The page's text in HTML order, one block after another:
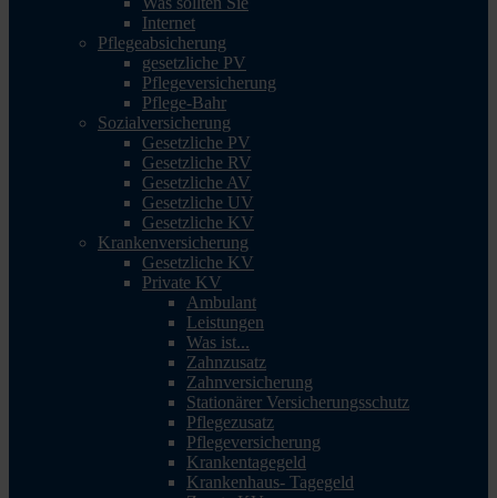
Internet
Pflegeabsicherung
gesetzliche PV
Pflegeversicherung
Pflege-Bahr
Sozialversicherung
Gesetzliche PV
Gesetzliche RV
Gesetzliche AV
Gesetzliche UV
Gesetzliche KV
Krankenversicherung
Gesetzliche KV
Private KV
Ambulant
Leistungen
Was ist...
Zahnzusatz
Zahnversicherung
Stationärer Versicherungsschutz
Pflegezusatz
Pflegeversicherung
Krankentagegeld
Krankenhaus- Tagegeld